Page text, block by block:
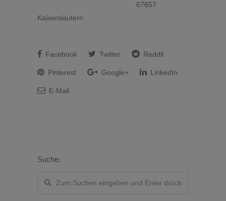
67657
Kaiserslautern
Facebook Twitter Reddit
Pinterest Google+ LinkedIn
E-Mail
Suche: